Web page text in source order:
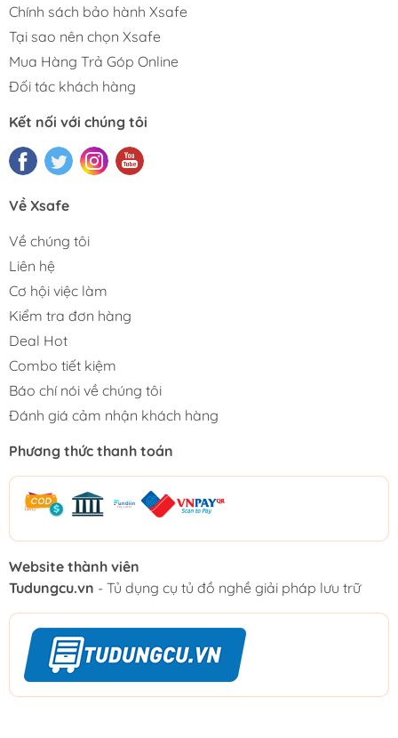
Chính sách bảo hành Xsafe
Tại sao nên chọn Xsafe
Mua Hàng Trả Góp Online
Đối tác khách hàng
Kết nối với chúng tôi
Về Xsafe
Về chúng tôi
Liên hệ
Cơ hội việc làm
Kiểm tra đơn hàng
Deal Hot
Combo tiết kiệm
Báo chí nói về chúng tôi
Đánh giá cảm nhận khách hàng
Phương thức thanh toán
Website thành viên
Tudungcu.vn - Tủ dụng cụ tủ đồ nghề giải pháp lưu trữ